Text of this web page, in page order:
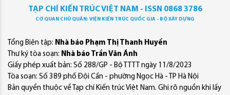
TẠP CHÍ KIẾN TRÚC VIỆT NAM - ISSN 0868 3786
CƠ QUAN CHỦ QUẢN: VIỆN KIẾN TRÚC QUỐC GIA - BỘ XÂY DỰNG
Tổng Biên tập: Nhà báo Phạm Thị Thanh Huyền
Thư ký tòa soạn: Nhà báo Trần Văn Ánh
Giấy phép xuất bản: Số 288/GP - Bộ TTTT ngày 11/8/2023
Tòa soạn: Số 389 phố Đội Cấn - phường Ngọc Hà - TP Hà Nội
Bản quyền thuộc về Tạp chí Kiến trúc Việt Nam. Ghi rõ nguồn khi lấy